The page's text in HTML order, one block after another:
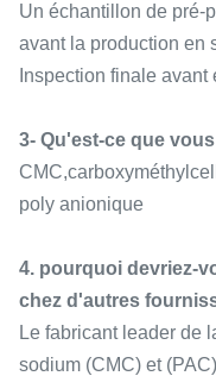
Un échantillon de pré-
avant la production en
Inspection finale avant
3- Qu'est-ce que
poly anionique
4. pourquoi devriez-
chez d'autres
Le fabricant leader de
sodium (CMC) et